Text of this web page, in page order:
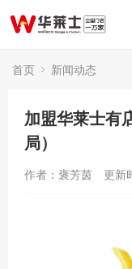
首页 新闻动态
加盟华莱士有
局）
作者：褒芳茵 更新